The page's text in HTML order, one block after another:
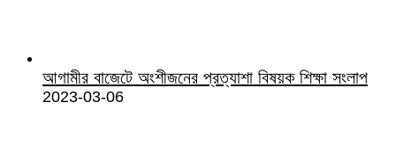
আগামীর বাজেটে অংশীজনের প্রত্যাশা বিষয়ক শিক্ষা সংলাপ
2023-03-06